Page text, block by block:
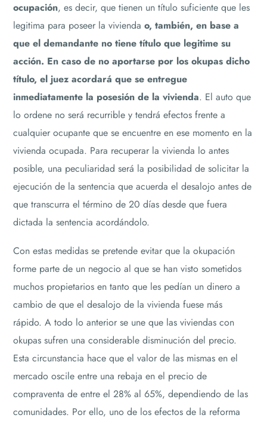
ocupación, es decir, que tienen un título suficiente que les
legitima para poseer la viviendao, también, en base a
que el demandante no tiene título que legitime su
acción. En caso de no aportarse por los okupas dicho
título, el juez acordará que se entregue
inmediatamente la posesión de la vivienda. El auto que
lo ordene no será recurrible y tendrá efectos frente a
cualquier ocupante que se encuentre en ese momento en la
vivienda ocupada. Para recuperar la vivienda lo antes
posible, una peculiaridad será la posibilidad de solicitar la
ejecución de la sentencia que acuerda el desalojo antes de
que transcurra el término de 20 días desde que fuera
dictada la sentencia acordándolo.
Con estas medidas se pretende evitar que la okupación
forme parte de un negocio al que se han visto sometidos
muchos propietarios en tanto que les pedían un dinero a
cambio de que el desalojo de la vivienda fuese más
rápido. A todo lo anterior se une que las viviendas con
okupas sufren una considerable disminución del precio.
Esta circunstancia hace que el valor de las mismas en el
mercado oscile entre una rebaja en el precio de
compraventa de entre el 28% al 65%, dependiendo de las
comunidades. Por ello, uno de los efectos de la reforma